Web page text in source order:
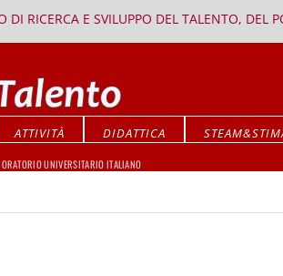
DI RICERCA E SVILUPPO DEL TALENTO, DEL
UNIVERSITARIO ITALIANO
ATTIVITÀ DIDATTICA